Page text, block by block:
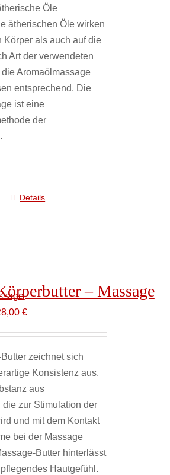
gewählt
werden
Öle
ätherischen Öle wirken
Körper als auch auf die
Art der verwendeten
die Aromaölmassage
entsprechend. Die
ist eine
der
Dieses
Die
Optionen
der
Produktseite
gewählt
werden
Details
– Massage
€
zeichnet sich
Konsistenz aus.
aus
die zur Stimulation der
und mit dem Kontakt
bei der Massage
Butter hinterlässt
Hautgefühl.